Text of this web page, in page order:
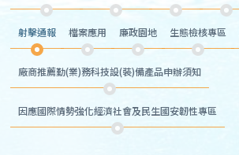
射擊通報 檔案應用 廉政園地 生態檢核專區
廠商推薦勤(業)務科技設(裝)備產品申辦須知
因應國際情勢強化經濟社會及民生國安韌性專區